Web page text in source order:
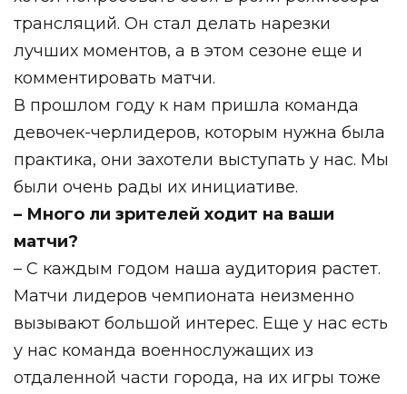
трансляций. Он стал делать нарезки
лучших моментов, а в этом сезоне еще и
комментировать матчи.
В прошлом году к нам пришла команда
девочек-черлидеров, которым нужна была
практика, они захотели выступать у нас. Мы
были очень рады их инициативе.
– Много ли зрителей ходит на ваши
матчи?
– С каждым годом наша аудитория растет.
Матчи лидеров чемпионата неизменно
вызывают большой интерес. Еще у нас есть
у нас команда военнослужащих из
отдаленной части города, на их игры тоже